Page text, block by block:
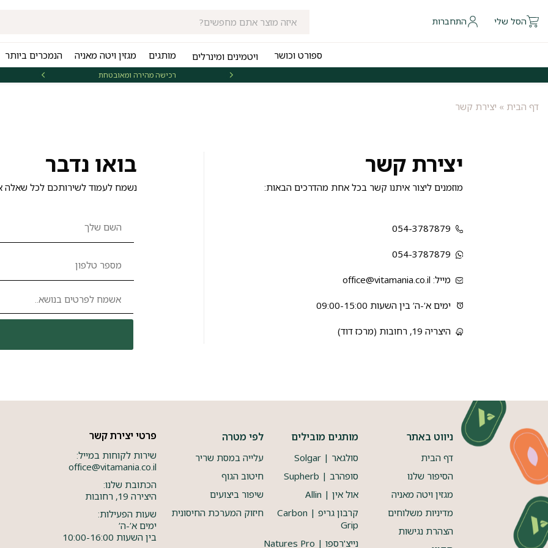
הסל שלי התחברות
ספורט וכושר ויטמינים ומינרלים מותגים מגזין ויטה מאניה הנמכרים ביותר
רכישה מהירה ומאובטחת
דף הבית » יצירת קשר
יצירת קשר
מוזמנים ליצור איתנו קשר בכל אחת מהדרכים הבאות:
054-3787879
054-3787879
מייל: office@vitamania.co.il
ימים א’-ה’ בין השעות 09:00-15:00
היצריה 19, רחובות (מרכז דוד)
בואו נדבר
נשמח לעמוד לשירותכם לכל שאלה
ניווט באתר
דף הבית
הסיפור שלנו
מגזין ויטה מאניה
מדיניות משלוחים
הצהרת נגישות
מותגים מובילים
סולגאר | Solgar
סופהרב | Supherb
אול אין | Allin
קרבון גריפ | Carbon
Grip
נייצ'רספו | Natures Pro
לפי מטרה
עלייה במסת שריר
חיטוב הגוף
שיפור ביצועים
חיזוק המערכת החיסונית
פרטי יצירת קשר
שירות לקוחות במייל:
office@vitamania.co.il
הכתובת שלנו:
היצירה 19, רחובות
שעות הפעילות:
ימים א’-ה’
בין השעות 10:00-16:00